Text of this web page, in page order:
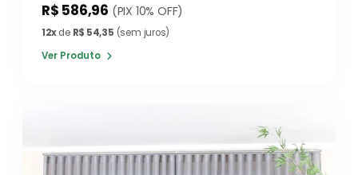
R$ 586,96 (PIX 10% OFF)
12xde R$ 54,35 (sem juros)
Ver Produto